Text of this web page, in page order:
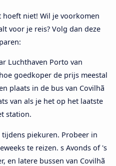
hoeft niet! Wil je voorkomen
voor je reis? Volg dan deze
Luchthaven Porto van
goedkoper de prijs meestal
plaats in de bus van Covilhã
van als je het op het laatste
station.
piekuren. Probeer in
te reizen. s Avonds of 's
en latere bussen van Covilhã